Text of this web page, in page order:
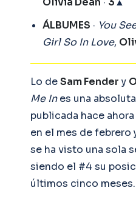
ÁLBUMES · You
Girl So In Love,
Lo deSam Fender y
Me Ines una
publicada hace
en el mes de febrero
se ha visto una sola
siendo el #4 su
últimos cinco meses.